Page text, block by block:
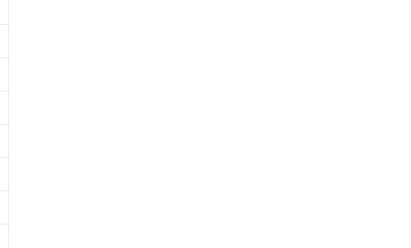
漏洩または開示しないようお願いしま
には、I-Webメンバーズにご登録され
の「1.共同利用者の範囲」に記載されて
す。
含有を証明するものではありません。
までの期間は出荷製品に未対応品が
ことがない限り、2022年1月12日よ
ます。
に深刻な影響を及ぼさない年数を意
るおそれがある場合は、取り引きをい